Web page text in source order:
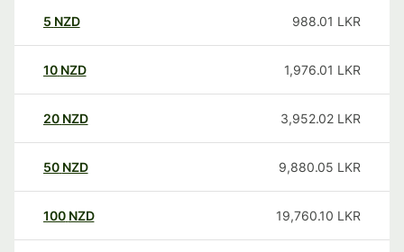
5 NZD 988.01 LKR
10 NZD 1,976.01 LKR
20 NZD 3,952.02 LKR
50 NZD 9,880.05 LKR
100 NZD 19,760.10 LKR